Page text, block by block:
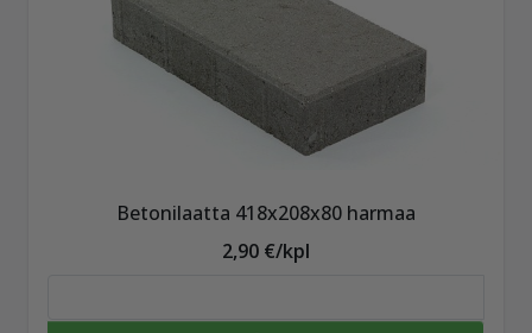
Betonilaatta 418x208x80 harmaa
2,90 €/kpl